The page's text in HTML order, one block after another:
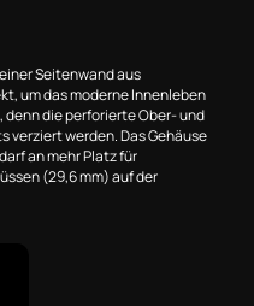
Seitenwand aus
um das moderne Innenleben
denn die perforierte Ober- und
verziert werden. Das Gehäuse
an mehr Platz für
(29,6 mm) auf der